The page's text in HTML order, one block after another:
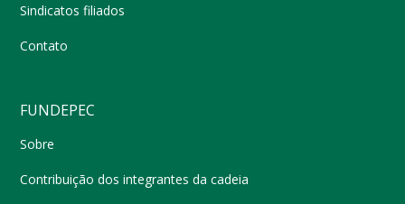
Sindicatos filiados
Contato
FUNDEPEC
Sobre
Contribuição dos integrantes da cadeia